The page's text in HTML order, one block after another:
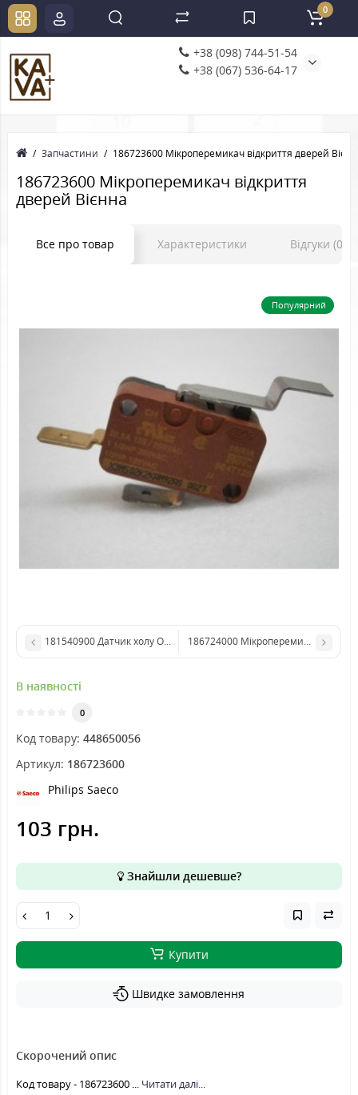
+38 (098) 744-51-54
+38 (067) 536-64-17
0
Запчастини 186723600 Мікроперемикач відкриття дверей
186723600 Мікроперемикач відкриття
дверей Вієнна
Все про товар Характеристики Відгуки (0)
Популярний
181540900 Датчик холу Одеа, Інканто 186724000 Мікроперемикач
В наявності
0
Код товару: 448650056
Артикул: 186723600
Philips Saeco
103 грн.
Знайшли дешевше?
Купити
Швидке замовлення
Скорочений опис
Код товару - 186723600 ... Читати далі...